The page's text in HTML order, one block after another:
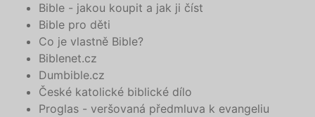
Bible - jakou koupit a jak ji číst
Bible pro děti
Co je vlastně Bible?
Biblenet.cz
Dumbible.cz
České katolické biblické dílo
Proglas - veršovaná předmluva k evangeliu